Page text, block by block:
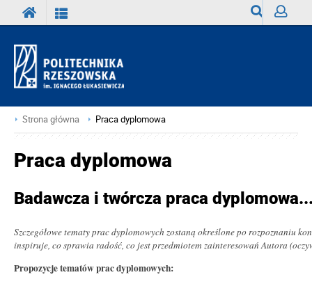
Strona główna Praca dyplomowa
Praca dyplomowa
Badawcza i twórcza praca
Szczegółowe tematy prac dyplomowych zostaną określone po rozpoznaniu
inspiruje, co sprawia radość, co jest przedmiotem zainteresowań Autora
Propozycje tematów prac dyplomowych: